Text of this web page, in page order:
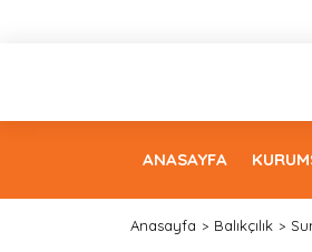
ANASAYFA
Anasayfa Balıkçılık